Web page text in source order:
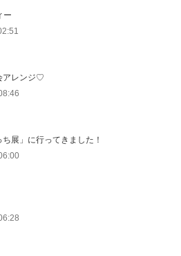
ー
アレンジ♡
ち展」に行ってきました！